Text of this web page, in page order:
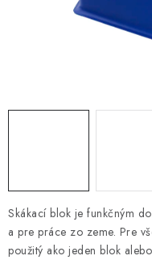
Obchodné podmienky
Podmienky ochrany
Skákací blok je funkčným
a pre práce zo zeme. Pre
použitý ako jeden blok